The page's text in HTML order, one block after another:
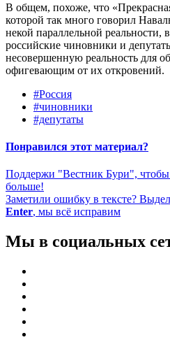
В общем, похоже, что
которой так много говорил
некой параллельной реальности,
российские чиновники и
несовершенную реальность для
офигевающим от их откровений.
#Россия
#чиновники
#депутаты
Понравился этот материал?
Поддержи "Вестник Бури",
больше!
Заметили ошибку в тексте?
Enter, мы всё исправим
Мы в социальных